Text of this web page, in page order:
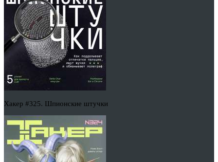
Хакер #325. Шпионские штучки